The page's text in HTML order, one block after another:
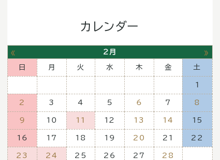
カレンダー
« 2月 »
日 月 火 水 木 金 土
1
2 3 4 5 6 7 8
9 10 11 12 13 14 15
16 17 18 19 20 21 22
23 24 25 26 27 28